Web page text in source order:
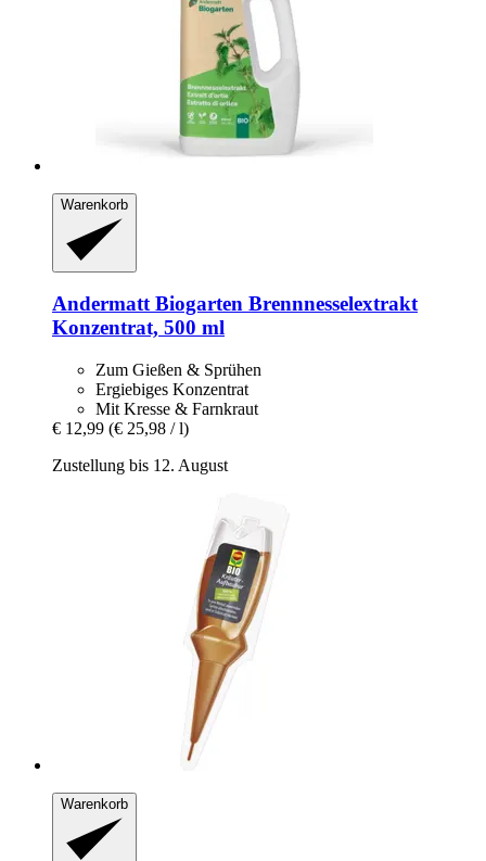
Warenkorb
Andermatt Biogarten Brennnesselextrakt
Konzentrat, 500 ml
Zum Gießen & Sprühen
Ergiebiges Konzentrat
Mit Kresse & Farnkraut
€ 12,99 (€ 25,98 / l)
Zustellung bis 12. August
Warenkorb